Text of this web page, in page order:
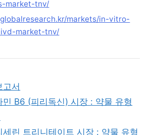
market-tnv/
markets/in-vitro-
market-tnv/
서
민 B6 (피리독신) 시장 : 약물 유형
세린 트리니테이트 시장 : 약물 유형